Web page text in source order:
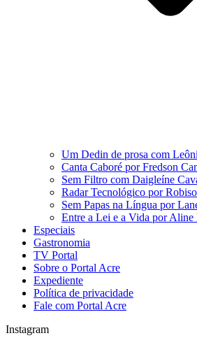
Um Dedin de prosa com
Canta Caboré por Fredson
Sem Filtro com Daigleíne
Radar Tecnológico por
Sem Papas na Língua por
Entre a Lei e a Vida por Aline
Especiais
Gastronomia
TV Portal
Sobre o Portal Acre
Expediente
Política de privacidade
Fale com Portal Acre
Instagram